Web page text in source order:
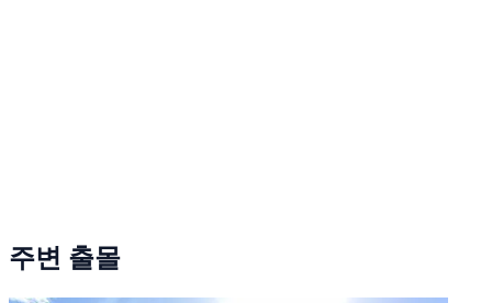
주변 출몰